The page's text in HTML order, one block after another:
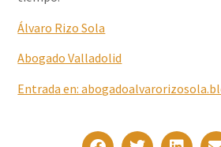
Álvaro Rizo Sola
Abogado Valladolid
Entrada en: